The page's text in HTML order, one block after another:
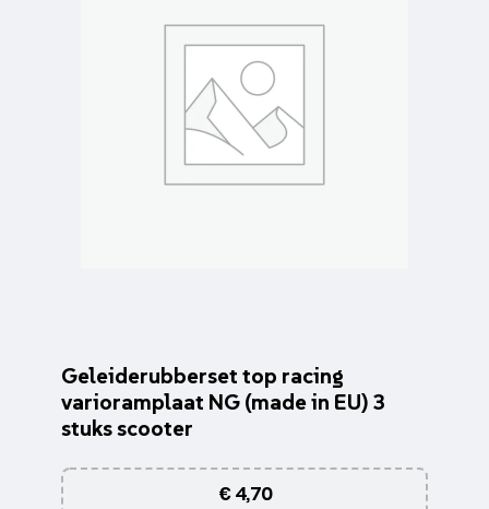
Geleiderubberset top racing
varioramplaat NG (made in EU) 3
stuks scooter
€4,70